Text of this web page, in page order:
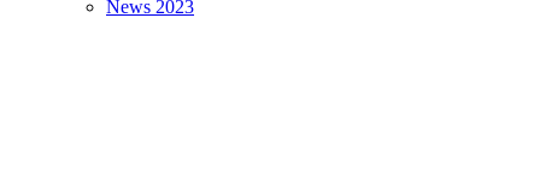
News 2023